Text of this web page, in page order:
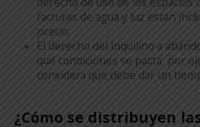
facturas de agua y luz están
precio.
El derecho del inquilino a
qué condiciones se pacta, por
considera que debe dar un
¿Cómo se distribuyen